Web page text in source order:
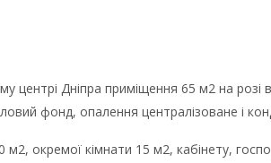
центрі Дніпра приміщення 65 м2 на
фонд, опалення централізоване і
м2, окремої кімнати 15 м2, кабінету,